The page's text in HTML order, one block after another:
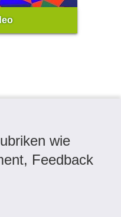
wie
Feedback